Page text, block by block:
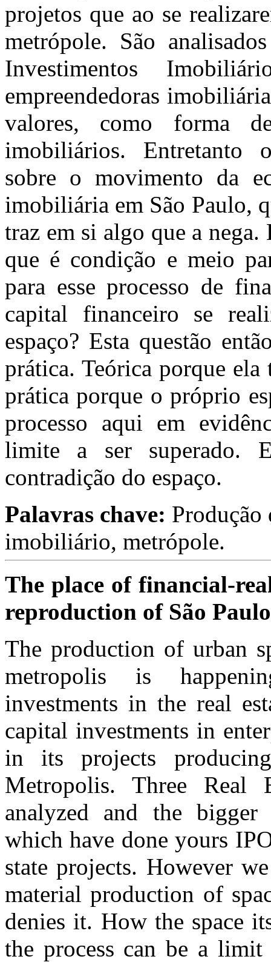
projetos que ao se
metrópole. São
Investimentos
empreendedoras
valores, como forma
imobiliários. Entretanto
sobre o movimento da
imobiliária em São Paulo,
traz em si algo que a
que é condição e meio
para esse processo de
capital financeiro se
espaço? Esta questão
prática. Teórica porque ela
prática porque o próprio
processo aqui em
limite a ser superado.
contradição do espaço.
Palavras chave: Produção
imobiliário, metrópole.
The place of financial-
reproduction of São
The production of urban
metropolis is
investments in the real
capital investments in
in its projects
Metropolis. Three Real
analyzed and the bigger
which have done yours
state projects. However
material production of
denies it. How the space
the process can be a